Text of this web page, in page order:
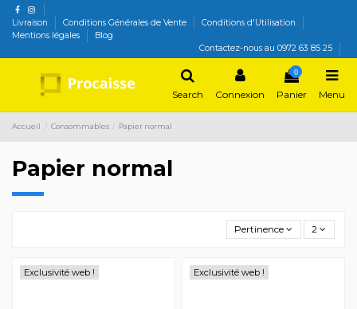
Livraison Conditions Générales de Vente
Conditions d'Utilisation
Mentions légales
Blog
Contactez-nous au 0972 63 85 25
Search Connexion
0
Panier Menu
Accueil Consommables Papier normal
Papier normal
Pertinence 2
Exclusivité web ! Exclusivité web !